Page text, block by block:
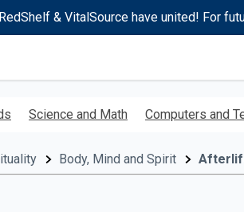
RedShelf & VitalSource have united! For
Science and Math Computers and
Body, Mind and Spirit